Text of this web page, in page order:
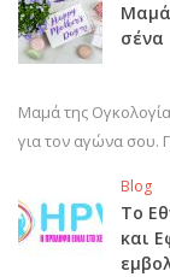
Μαμά
σένα
Μαμά της
για τον αγώνα σου.
Blog
Το
και